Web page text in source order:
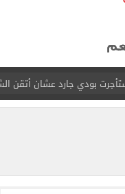
الأهلي تستحضر أمجاد الصخرة